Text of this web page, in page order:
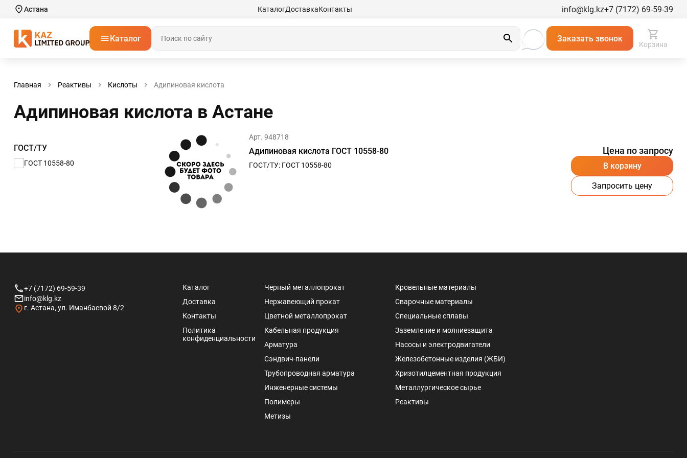
Астана КаталогДоставкаКонтакты info@klg.kz+7 (7172) 69-59-39
Каталог Заказать звонок
Корзина
Главная Реактивы Кислоты Адипиновая кислота
Адипиновая кислота в Астанe
Арт. 948718
Адипиновая кислота ГОСТ 10558-80
ГОСТ/ТУ: ГОСТ 10558-80
Цена по запросу
В корзину
Запросить цену
ГОСТ/ТУ
ГОСТ 10558-80
+7 (7172) 69-59-39
info@klg.kz
г. Астана, ул. Иманбаевой 8/2
Каталог
Доставка
Контакты
Политика
конфиденциальности
Черный металлопрокат
Нержавеющий прокат
Цветной металлопрокат
Кабельная продукция
Арматура
Сэндвич-панели
Трубопроводная арматура
Инженерные системы
Полимеры
Метизы
Кровельные материалы
Сварочные материалы
Специальные сплавы
Заземление и молниезащита
Насосы и электродвигатели
Железобетонные изделия (ЖБИ)
Хризотилцементная продукция
Металлургическое сырье
Реактивы